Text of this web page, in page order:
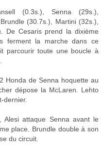
(0.3s.), Senna (29s.),
(30.7s.), Martini (32s.),
De Cesaris prend la dixième
ferment la marche dans ce
parcourir toute une boucle à
Honda de Senna hoquette au
dépose la McLaren. Lehto
dernier.
Alesi attaque Senna avant le
place. Brundle double à son
du circuit.